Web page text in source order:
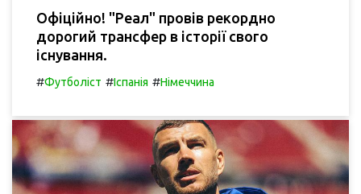
Офіційно! "Реал" провів рекордно
дорогий трансфер в історії свого
існування.
#Футболіст #Іспанія #Німеччина